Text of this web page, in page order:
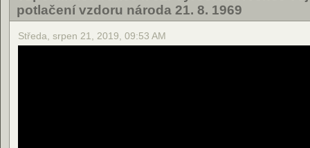
potlačení vzdoru národa 21. 8. 1969
Středa, srpen 21, 2019, 09:53 AM